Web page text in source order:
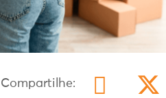
Compartilhe: